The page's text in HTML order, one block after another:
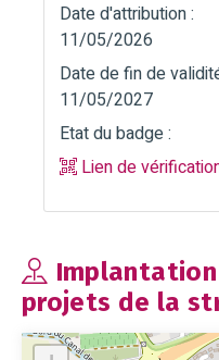
Date d'attribution :
11/05/2026
Date de fin de
11/05/2027
Etat du badge :
Lien de
projets de la